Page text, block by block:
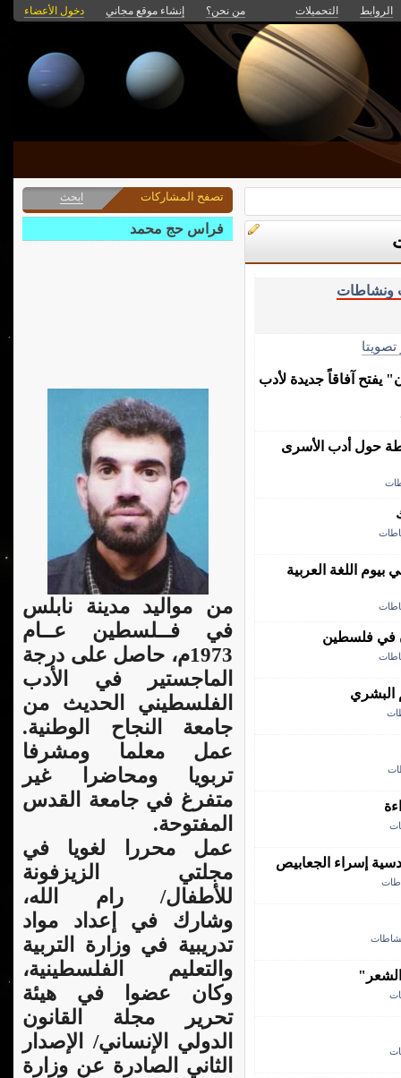
الروابط التحميلات من نحن؟ إنشاء موقع مجاني دخول الأعضاء
ونشاطات
تصويتا
يفتح آفاقاً جديدة لأدب
حول أدب الأسرى
بيوم اللغة العربية
في فلسطين
البشري
إسراء الجعابيص
تصفح المشاركات ابحث
فراس حج محمد
من مواليد مدينة نابلس
في فــلسطين عــام
1973م، حاصل على درجة
الماجستير في الأدب
الفلسطيني الحديث من
جامعة النجاح الوطنية.
عمل معلما ومشرفا
تربويا ومحاضرا غير
متفرغ في جامعة القدس
المفتوحة.
عمل محررا لغويا في
مجلتي الزيزفونة
للأطفال/ رام الله،
وشارك في إعداد مواد
تدريبية في وزارة التربية
والتعليم الفلسطينية،
وكان عضوا في هيئة
تحرير مجلة القانون
الدولي الإنساني/ الإصدار
الثاني الصادرة عن وزارة